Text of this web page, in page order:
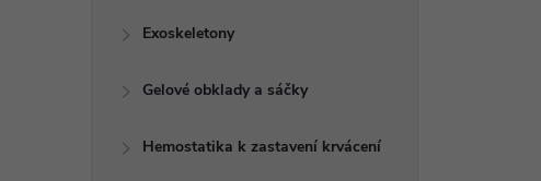
Exoskeletony
Gelové obklady a sáčky
Hemostatika k zastavení krvácení